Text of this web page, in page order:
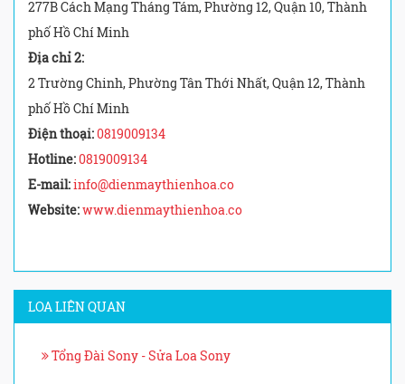
277B Cách Mạng Tháng Tám, Phường 12, Quận 10, Thành
phố Hồ Chí Minh
Địa chỉ 2:
2 Trường Chinh, Phường Tân Thới Nhất, Quận 12, Thành
phố Hồ Chí Minh
Điện thoại:0819009134
Hotline:0819009134
E-mail:info@dienmaythienhoa.co
Website:www.dienmaythienhoa.co
LOA LIÊN QUAN
Tổng Đài Sony - Sửa Loa Sony